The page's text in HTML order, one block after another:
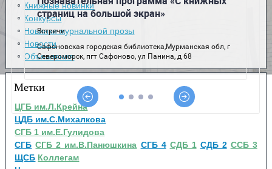
Книжные новинки
Конкурсы
Новинки журнальной прозы
Новости
Объявления
Метки
ЦГБ им.Л.Крейна
ЦДБ им.С.Михалкова
СГБ 1 им.Е.Гулидова
СГБ СГБ 2 им.В.Панюшкина СГБ 4 СДБ 1 СДБ 2 ССБ 3
ЩСБ Коллегам